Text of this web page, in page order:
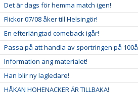
Det är dags för hemma match igen!
Flickor 07/08 åker till Helsingör!
En efterlängtad comeback igår!
Passa på att handla av sportringen på
Information ang materialet!
Han blir ny lagledare!
HÅKAN HOHENACKER ÄR TILLBAKA!